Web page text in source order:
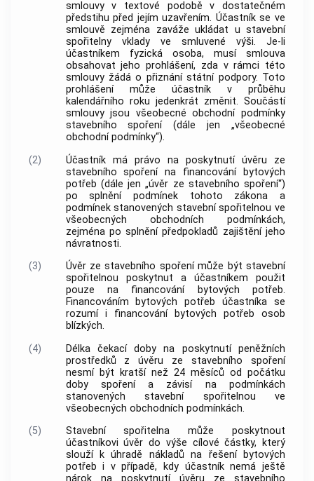
smlouvy v textové podobě v dostatečném
předstihu před jejím uzavřením. Účastník se ve
smlouvě zejména zaváže ukládat u stavební
spořitelny vklady ve smluvené výši. Je-li
účastníkem fyzická osoba, musí smlouva
obsahovat jeho prohlášení, zda v rámci této
smlouvy žádá o přiznání státní podpory. Toto
prohlášení může účastník v průběhu
kalendářního roku jedenkrát změnit. Součástí
smlouvy jsou všeobecné obchodní podmínky
stavebního spoření (dále jen „všeobecné
obchodní podmínky“).
(2)
Účastník má právo na poskytnutí úvěru ze
stavebního spoření na financování bytových
potřeb (dále jen „úvěr ze stavebního spoření“)
po splnění podmínek tohoto zákona a
podmínek stanovených stavební spořitelnou ve
všeobecných obchodních podmínkách,
zejména po splnění předpokladů zajištění jeho
návratnosti.
(3)
Úvěr ze stavebního spoření může být stavební
spořitelnou poskytnut a účastníkem použit
pouze na financování bytových potřeb.
Financováním bytových potřeb účastníka se
rozumí i financování bytových potřeb osob
blízkých.
(4)
Délka čekací doby na poskytnutí peněžních
prostředků z úvěru ze stavebního spoření
nesmí být kratší než 24 měsíců od počátku
doby spoření a závisí na podmínkách
stanovených stavební spořitelnou ve
všeobecných obchodních podmínkách.
(5)
Stavební spořitelna může poskytnout
účastníkovi úvěr do výše cílové částky, který
slouží k úhradě nákladů na řešení bytových
potřeb i v případě, kdy účastník nemá ještě